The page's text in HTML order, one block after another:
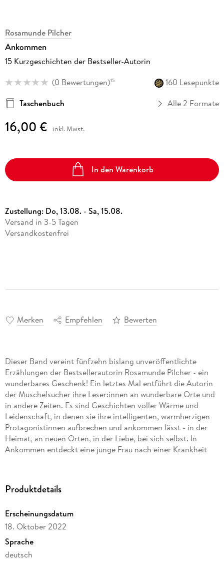
Rosamunde Pilcher
Ankommen
15 Kurzgeschichten der Bestseller-Autorin
(0 Bewertungen)15
160 Lesepunkte
Taschenbuch
Alle 2 Formate
16,00 € inkl. Mwst.
In den Warenkorb
Zustellung: Do, 13.08. - Sa, 15.08.
Versand in 3-5 Tagen
Versandkostenfrei
Merken Empfehlen Bewerten
Dieser Band vereint fünfzehn bislang unveröffentlichte
Erzählungen der Bestsellerautorin Rosamunde Pilcher - ein
wunderbares Geschenk! Ein letztes Mal entführt die Autorin
der Muschelsucher ihre Leser:innen an wunderbare Orte und
in andere Zeiten. Es sind Geschichten voller Wärme und
Leidenschaft, in denen sie ihre intelligenten, warmherzigen
Protagonistinnen aufbrechen und ankommen lässt - in der
Heimat, an neuen Orten, in der Liebe, bei sich selbst. In
Ankommen entdeckt eine junge Frau nach einer Krankheit
mediterrane Sonne, in der Hoffnung, ihre Ehe nach
Skelmerton führt die Leser:innen in die strahlende
Frühlingssonne und die funkelnden Wellen eines italienischen
Dorfes, wo sich alte Geliebte wiederfinden.
Produktdetails
Erscheinungsdatum
18. Oktober 2022
Sprache
deutsch